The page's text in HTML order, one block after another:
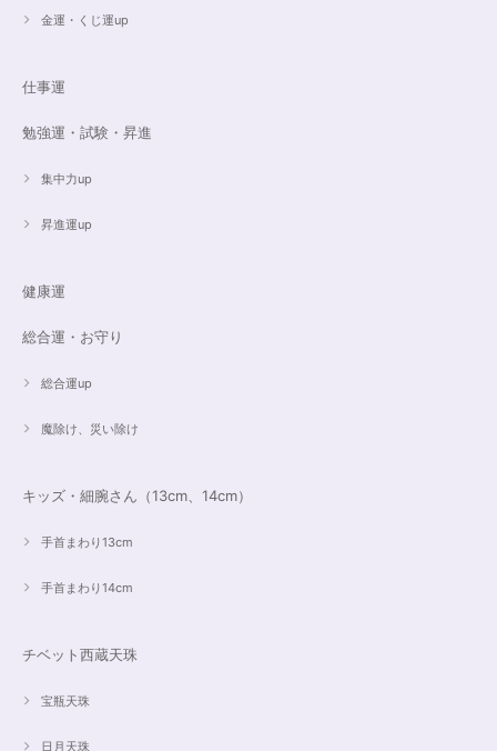
昨日無事届きました！ 江戸川乱歩と明智小五郎にまさにイメージピッタリ
の、なんとも不思議な雰囲気のするブレスです。 サイズ直しで入れていた
ないのでうまく表現できません。 ただ、想像通りおしゃれで素敵でした！
金運・くじ運up
仕事運
勉強運・試験・昇進
集中力up
昇進運up
健康運
総合運・お守り
総合運up
魔除け、災い除け
キッズ・細腕さん（13cm、14cm）
手首まわり13cm
手首まわり14cm
チベット西蔵天珠
宝瓶天珠
日月天珠